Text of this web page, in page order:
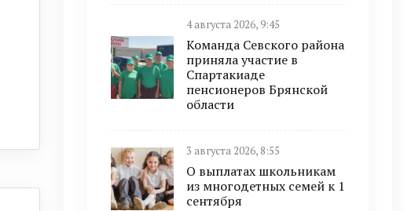
4 августа 2026, 9:45
Команда Севского района
приняла участие в
Спартакиаде
пенсионеров Брянской
области
3 августа 2026, 8:55
О выплатах школьникам
из многодетных семей к 1
сентября